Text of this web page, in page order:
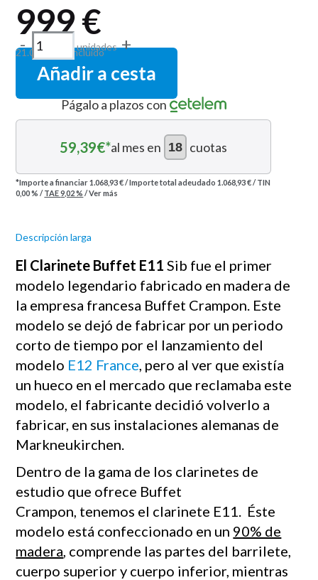
- unidades +
999€
21.00% IVA incluido
Añadir a cesta
Págalo a plazos con
59,39€*al mes en cuotas
*Importe a financiar1.068,93 €/Importe total adeudado1.068,93 €/TIN
0,00 % /TAE9,02 % /Ver más
Descripción larga
El Clarinete Buffet E11 Sib fue el primer
modelo legendario fabricado en madera de
la empresa francesa Buffet Crampon. Este
modelo se dejó de fabricar por un periodo
corto de tiempo por el lanzamiento del
modelo E12 France, pero al ver que existía
un hueco en el mercado que reclamaba este
modelo, el fabricante decidió volverlo a
fabricar, en sus instalaciones alemanas de
Markneukirchen.
Dentro de la gama de los clarinetes de
estudio que ofrece Buffet
Crampon, tenemos el clarinete E11. Éste
modelo está confeccionado en un 90% de
madera, comprende las partes del barrilete,
cuerpo superior y cuerpo inferior, mientras